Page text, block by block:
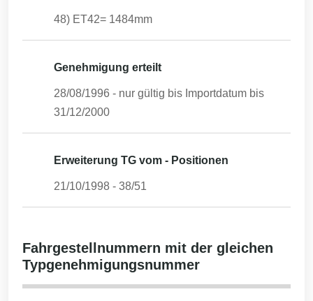
48) ET42= 1484mm
Genehmigung erteilt
28/08/1996 - nur gültig bis Importdatum bis
31/12/2000
Erweiterung TG vom - Positionen
21/10/1998 - 38/51
Fahrgestellnummern mit der gleichen
Typgenehmigungsnummer